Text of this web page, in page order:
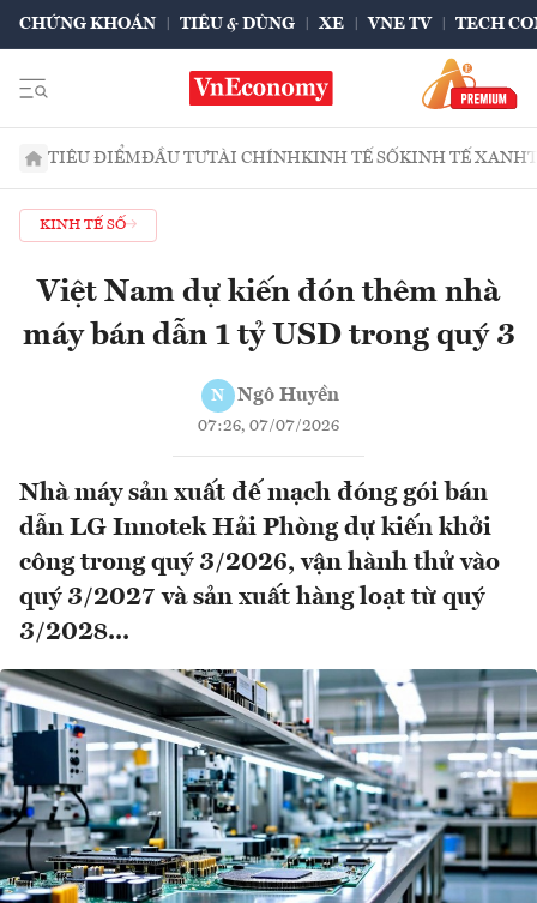
CHỨNG KHOÁN TIÊU & DÙNG XE VNE TV TECH
TIÊU ĐIỂMĐẦU TƯTÀI CHÍNHKINH TẾ SỐKINH TẾ XANH
KINH TẾ SỐ
Việt Nam dự kiến đón thêm nhà
máy bán dẫn 1 tỷ USD trong quý 3
N Ngô Huyền
07:26, 07/07/2026
Nhà máy sản xuất đế mạch đóng gói bán
dẫn LG Innotek Hải Phòng dự kiến khởi
công trong quý 3/2026, vận hành thử vào
quý 3/2027 và sản xuất hàng loạt từ quý
3/2028...